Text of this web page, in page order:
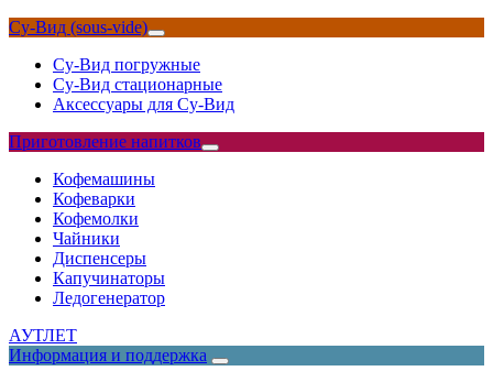
Су-Вид (sous-vide)
Су-Вид погружные
Су-Вид стационарные
Аксессуары для Су-Вид
Приготовление напитков
Кофемашины
Кофеварки
Кофемолки
Чайники
Диспенсеры
Капучинаторы
Ледогенератор
АУТЛЕТ
Информация и поддержка